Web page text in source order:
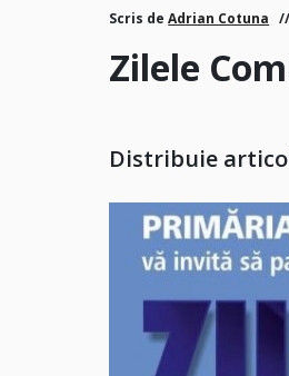
Scris deAdrian Cotuna
Zilele
Distribuie